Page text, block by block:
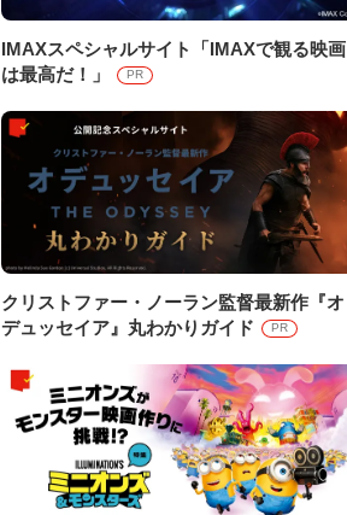
IMAXスペシャルサイト「IMAXで観る映画
は最高だ！」
PR
クリストファー・ノーラン監督最新作『オ
デュッセイア』丸わかりガイド
PR